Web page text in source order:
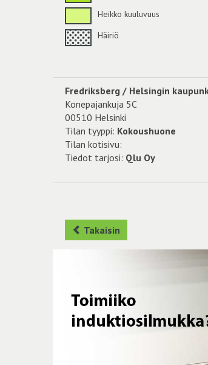
Heikko kuuluvuus
Häiriö
Fredriksberg / Helsingin
Konepajankuja 5C
00510 Helsinki
Tilan tyyppi: Kokoushuone
Tilan kotisivu:
Tiedot tarjosi: Qlu Oy
Takaisin